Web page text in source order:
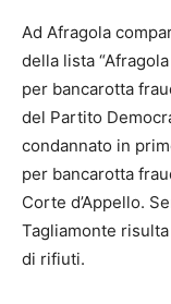
Ad Afragola
della lista
per bancarotta
del Partito
condannato in
per bancarotta
Corte d’Appello.
Tagliamonte
di rifiuti.